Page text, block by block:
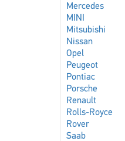
Mercedes
MINI
Mitsubishi
Nissan
Opel
Peugeot
Pontiac
Porsche
Renault
Rolls-Royce
Rover
Saab